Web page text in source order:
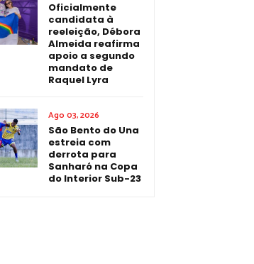
Oficialmente
candidata à
reeleição, Débora
Almeida reafirma
apoio a segundo
mandato de
Raquel Lyra
Ago 03, 2026
São Bento do Una
estreia com
derrota para
Sanharó na Copa
do Interior Sub-23